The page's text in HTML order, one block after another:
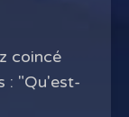
coincé
: "Qu'est-